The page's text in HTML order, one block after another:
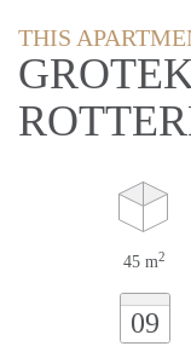
THIS
45 m2
09